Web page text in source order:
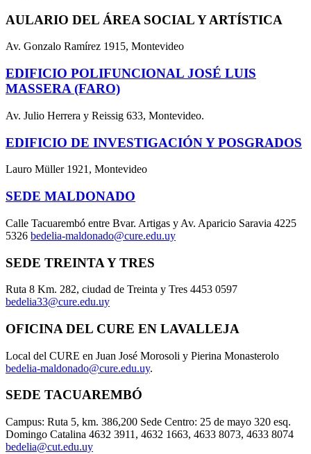
AULARIO DEL ÁREA SOCIAL Y ARTÍSTICA
Av. Gonzalo Ramírez 1915, Montevideo
EDIFICIO POLIFUNCIONAL JOSÉ LUIS
MASSERA (FARO)
Av. Julio Herrera y Reissig 633, Montevideo.
EDIFICIO DE INVESTIGACIÓN Y POSGRADOS
Lauro Müller 1921, Montevideo
SEDE MALDONADO
Calle Tacuarembó entre Bvar. Artigas y Av. Aparicio Saravia 4225
5326 bedelia-maldonado@cure.edu.uy
SEDE TREINTA Y TRES
Ruta 8 Km. 282, ciudad de Treinta y Tres 4453 0597
bedelia33@cure.edu.uy
OFICINA DEL CURE EN LAVALLEJA
Local del CURE en Juan José Morosoli y Pierina Monasterolo
bedelia-maldonado@cure.edu.uy.
SEDE TACUAREMBÓ
Campus: Ruta 5, km. 386,200 Sede Centro: 25 de mayo 320 esq.
Domingo Catalina 4632 3911, 4632 1663, 4633 8073, 4633 8074
bedelia@cut.edu.uy